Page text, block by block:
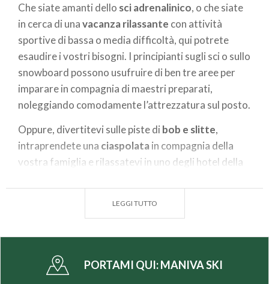
Che siate amanti dello sci adrenalinico, o che siate
in cerca di unavacanza rilassante con attività
sportive di bassa o media difficoltà, qui potrete
esaudire i vostri bisogni. I principianti sugli sci o sullo
snowboard possono usufruire di ben tre aree per
imparare in compagnia di maestri preparati,
noleggiando comodamente l’attrezzatura sul posto.
Oppure, divertitevi sulle piste di bob e slitte,
intraprendete una ciaspolata in compagnia della
vostra famiglia e rilassatevi in uno degli hotel della
Tutte queste esperienze sono arricchite dal
enogastronomico del Maniva, in cui riscoprire
antiche ricette dell’alta montagna, o piatti rivisitati
Scoprite i dettagli sulle esperienze, i costi e molto
LEGGI TUTTO
PORTAMI QUI:MANIVA SKI